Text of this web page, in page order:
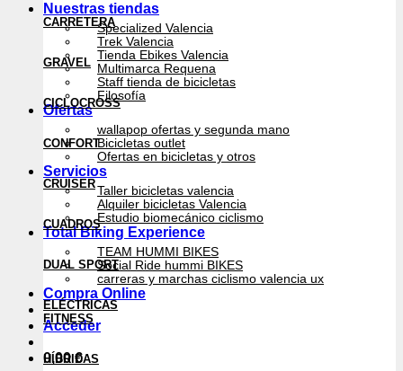
Nuestras tiendas
Specialized Valencia
Trek Valencia
Tienda Ebikes Valencia
Multimarca Requena
Staff tienda de bicicletas
Filosofía
Ofertas
wallapop ofertas y segunda mano
Bicicletas outlet
Ofertas en bicicletas y otros
Servicios
Taller bicicletas valencia
Alquiler bicicletas Valencia
Estudio biomecánico ciclismo
Total Biking Experience
TEAM HUMMI BIKES
Social Ride hummi BIKES
carreras y marchas ciclismo valencia ux
Compra Online
Acceder
0,00€
CARRETERA
GRAVEL
CICLOCROSS
CONFORT
CRUISER
CUADROS
DUAL SPORT
ELÉCTRICAS
FITNESS
HÍBRIDAS